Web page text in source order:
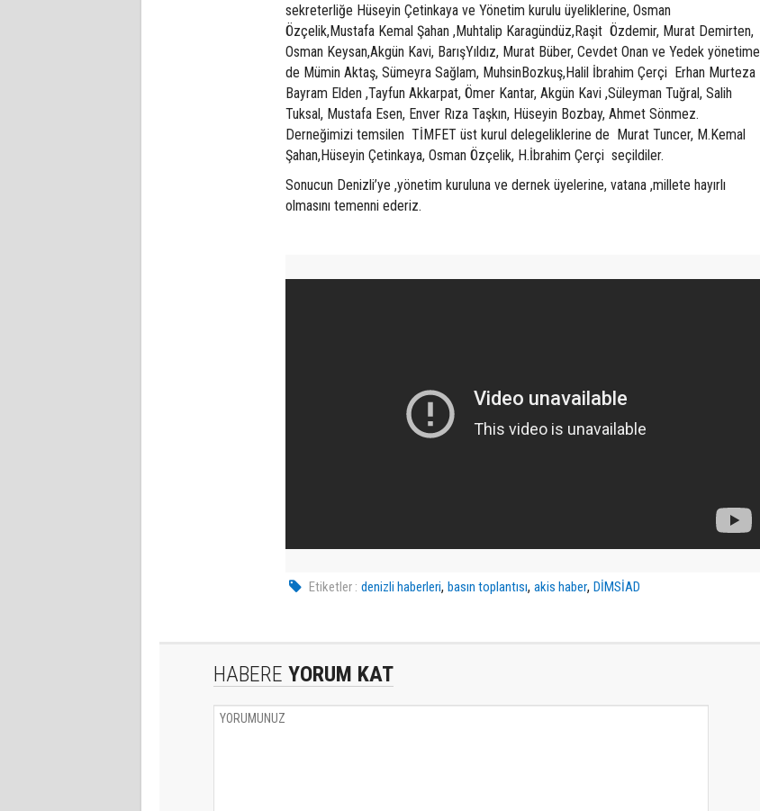
sekreterliğe Hüseyin Çetinkaya ve Yönetim kurulu üyeliklerine, Osman
Özçelik,Mustafa Kemal Şahan ,Muhtalip Karagündüz,Raşit Özdemir, Murat Demirten,
Osman Keysan,Akgün Kavi, BarışYıldız, Murat Büber, Cevdet Onan ve Yedek yönetime
de Mümin Aktaş, Sümeyra Sağlam, MuhsinBozkuş,Halil İbrahim Çerçi Erhan Murteza
Bayram Elden ,Tayfun Akkarpat, Ömer Kantar, Akgün Kavi ,Süleyman Tuğral, Salih
Tuksal, Mustafa Esen, Enver Rıza Taşkın, Hüseyin Bozbay, Ahmet Sönmez.
Derneğimizi temsilen TİMFET üst kurul delegeliklerine de Murat Tuncer, M.Kemal
Şahan,Hüseyin Çetinkaya, Osman Özçelik, H.İbrahim Çerçi seçildiler.
Sonucun Denizli’ye ,yönetim kuruluna ve dernek üyelerine, vatana ,millete hayırlı
olmasını temenni ederiz.
Etiketler : denizli haberleri,basın toplantısı,akis haber,DİMSİAD
HABERE YORUM KAT